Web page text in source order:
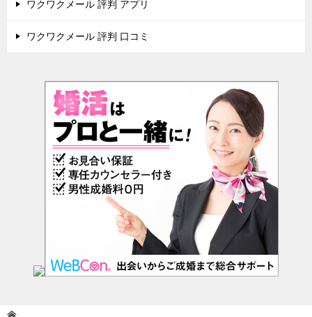
ワクワクメール 評判 アプリ
ワクワクメール 評判 口コミ